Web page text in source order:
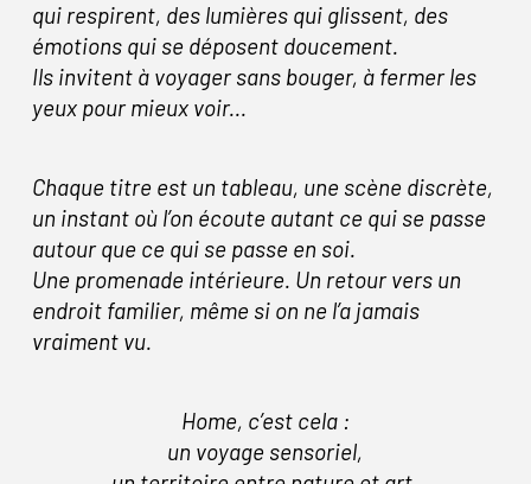
qui respirent, des lumières qui glissent, des
émotions qui se déposent doucement.
Ils invitent à voyager sans bouger, à fermer les
yeux pour mieux voir...
Chaque titre est un tableau, une scène discrète,
un instant où l’on écoute autant ce qui se passe
autour que ce qui se passe en soi.
Une promenade intérieure. Un retour vers un
endroit familier, même si on ne l’a jamais
vraiment vu.
Home, c’est cela :
un voyage sensoriel,